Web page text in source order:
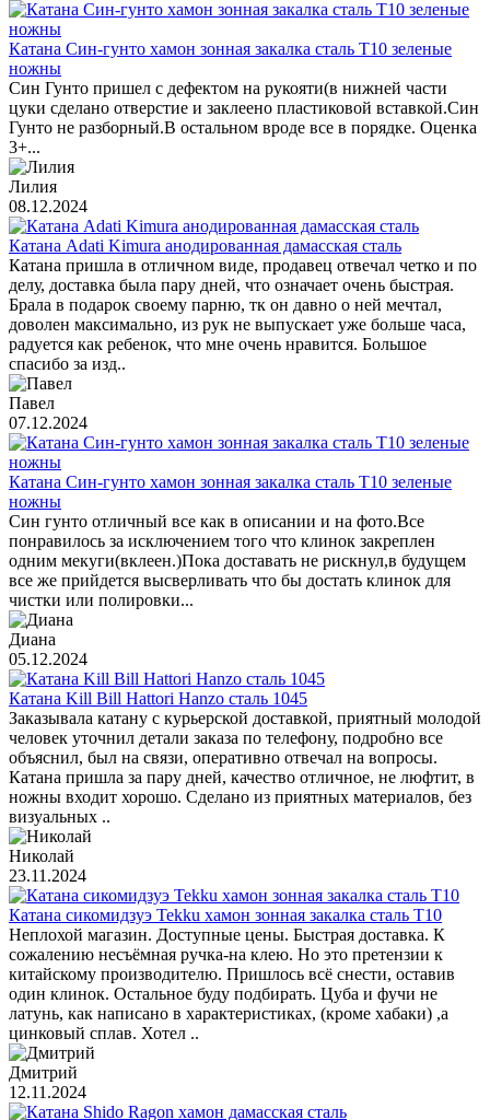
Катана Син-гунто хамон зонная закалка сталь T10 зеленые
ножны
Син Гунто пришел с дефектом на рукояти(в нижней части
цуки сделано отверстие и заклеено пластиковой вставкой.Син
Гунто не разборный.В остальном вроде все в порядке. Оценка
3+...
Лилия
08.12.2024
Катана Adati Kimura анодированная дамасская сталь
Катана пришла в отличном виде, продавец отвечал четко и по
делу, доставка была пару дней, что означает очень быстрая.
Брала в подарок своему парню, тк он давно о ней мечтал,
доволен максимально, из рук не выпускает уже больше часа,
радуется как ребенок, что мне очень нравится. Большое
спасибо за изд..
Павел
07.12.2024
Катана Син-гунто хамон зонная закалка сталь T10 зеленые
ножны
Син гунто отличный все как в описании и на фото.Все
понравилось за исключением того что клинок закреплен
одним мекуги(вклеен.)Пока доставать не рискнул,в будущем
все же прийдется высверливать что бы достать клинок для
чистки или полировки...
Диана
05.12.2024
Катана Kill Bill Hattori Hanzo сталь 1045
Заказывала катану с курьерской доставкой, приятный молодой
человек уточнил детали заказа по телефону, подробно все
объяснил, был на связи, оперативно отвечал на вопросы.
Катана пришла за пару дней, качество отличное, не люфтит, в
ножны входит хорошо. Сделано из приятных материалов, без
визуальных ..
Николай
23.11.2024
Катана сикомидзуэ Tekku хамон зонная закалка сталь T10
Неплохой магазин. Доступные цены. Быстрая доставка. К
сожалению несъёмная ручка-на клею. Но это претензии к
китайскому производителю. Пришлось всё снести, оставив
один клинок. Остальное буду подбирать. Цуба и фучи не
латунь, как написано в характеристиках, (кроме хабаки) ,а
цинковый сплав. Хотел ..
Дмитрий
12.11.2024